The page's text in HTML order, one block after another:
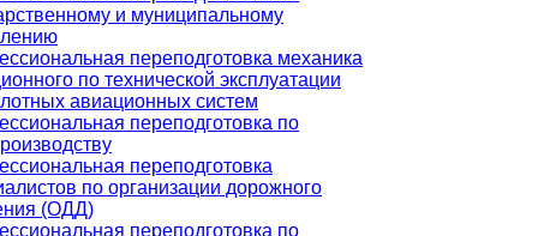
и муниципальному
переподготовка механика
по технической эксплуатации
авиационных систем
переподготовка по
переподготовка
по организации дорожного
(ОДД)
переподготовка по